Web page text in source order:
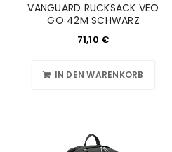
VANGUARD RUCKSACK VEO
GO 42M SCHWARZ
71,10 €
IN DEN WARENKORB